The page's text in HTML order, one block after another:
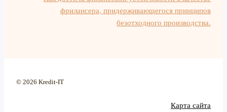
фрилансера, придерживающегося принципов
безотходного производства.
© 2026 Kredit-IT
Карта сайта